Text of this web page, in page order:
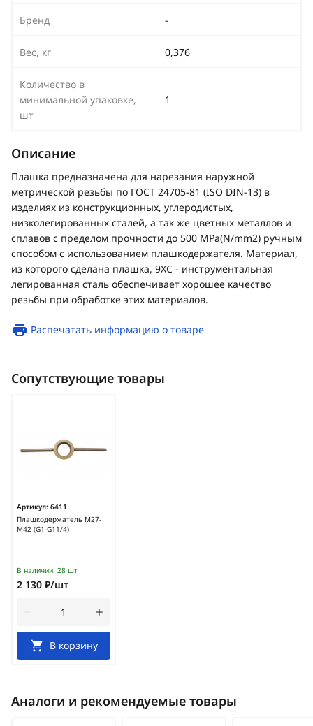
Бренд -
Вес, кг 0,376
Количество в
минимальной упаковке,
шт
1
Описание
Плашка предназначена для нарезания наружной
метрической резьбы по ГОСТ 24705-81 (ISO DIN-13) в
изделиях из конструкционных, углеродистых,
низколегированных сталей, а так же цветных металлов и
сплавов с пределом прочности до 500 MPa(N/mm2) ручным
способом с использованием плашкодержателя. Материал,
из которого сделана плашка, 9ХС - инструментальная
легированная сталь обеспечивает хорошее качество
резьбы при обработке этих материалов.
Распечатать информацию о товаре
Сопутствующие товары
Артикул: 6411
Плашкодержатель М27-
М42 (G1-G11/4)
В наличии: 28 шт
2 130 ₽/шт
В корзину
Аналоги и рекомендуемые товары